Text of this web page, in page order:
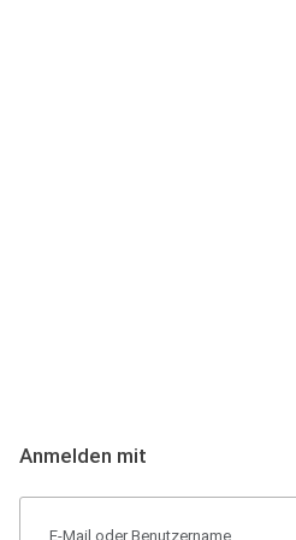
Anmelden mit